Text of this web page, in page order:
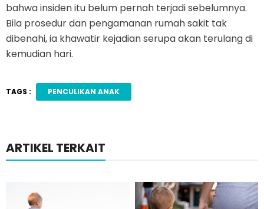
bahwa insiden itu belum pernah terjadi sebelumnya.
Bila prosedur dan pengamanan rumah sakit tak
dibenahi, ia khawatir kejadian serupa akan terulang di
kemudian hari.
TAGS : PENCULIKAN ANAK
ARTIKEL TERKAIT